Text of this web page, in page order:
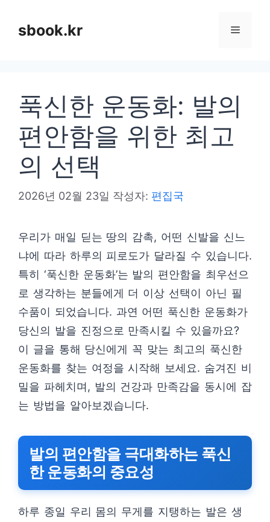
sbook.kr 메
푹신한 운동화: 발의
편안함을 위한 최고
의 선택
2026년 02월 23일 작성자: 편집국
우리가 매일 딛는 땅의 감촉, 어떤 신발을 신느
냐에 따라 하루의 피로도가 달라질 수 있습니다.
특히 ‘푹신한 운동화’는 발의 편안함을 최우선으
로 생각하는 분들에게 더 이상 선택이 아닌 필
수품이 되었습니다. 과연 어떤 푹신한 운동화가
당신의 발을 진정으로 만족시킬 수 있을까요?
이 글을 통해 당신에게 꼭 맞는 최고의 푹신한
운동화를 찾는 여정을 시작해 보세요. 숨겨진 비
밀을 파헤치며, 발의 건강과 만족감을 동시에 잡
는 방법을 알아보겠습니다.
발의 편안함을 극대화하는 푹신
한 운동화의 중요성
하루 종일 우리 몸의 무게를 지탱하는 발은 생